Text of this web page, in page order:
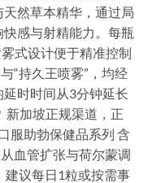
然草本精华，通过局
感与射精能力。每瓶
式设计便于精准控制
“持久王喷雾”，均经
时时间从3分钟延长
新加坡正规渠道，正
服助勃保健品系列 含
血管扩张与荷尔蒙调
建议每日1粒或按需事